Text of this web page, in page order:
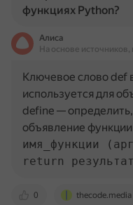
функциях Python?
Алиса
На основе
0 thecode.media
Ключевое слово def
используется для
define —
объявление функции
имя_функции
return результат